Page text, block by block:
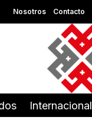
Nosotros Contacto
Internacional